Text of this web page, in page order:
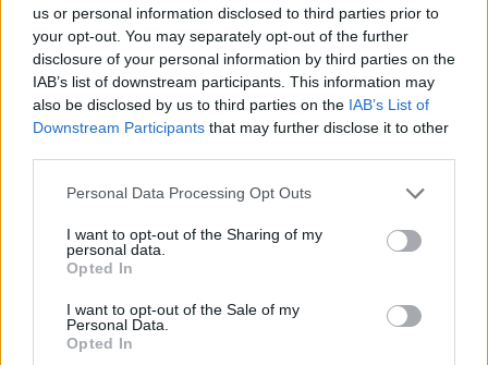
us or personal information disclosed to third parties prior to
your opt-out. You may separately opt-out of the further
disclosure of your personal information by third parties on the
IAB’s list of downstream participants. This information may
also be disclosed by us to third parties on the IAB’s List of
Downstream Participants that may further disclose it to other
Personal Data Processing Opt Outs
I want to opt-out of the Sharing of my
personal data.
Opted In
I want to opt-out of the Sale of my
Personal Data.
Opted In
E
R
O
E
C
O
O
R
E
R
O C
E
O
C R
E
I
R
E
E R
BUSCAR MÁS